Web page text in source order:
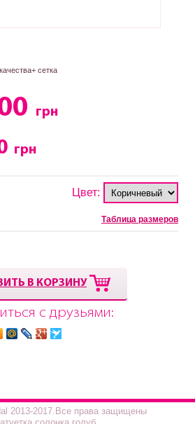
сетка
грн
грн
Цвет:
Таблица размеров
В КОРЗИНУ
с друзьями:
2013-2017.Все права защищены